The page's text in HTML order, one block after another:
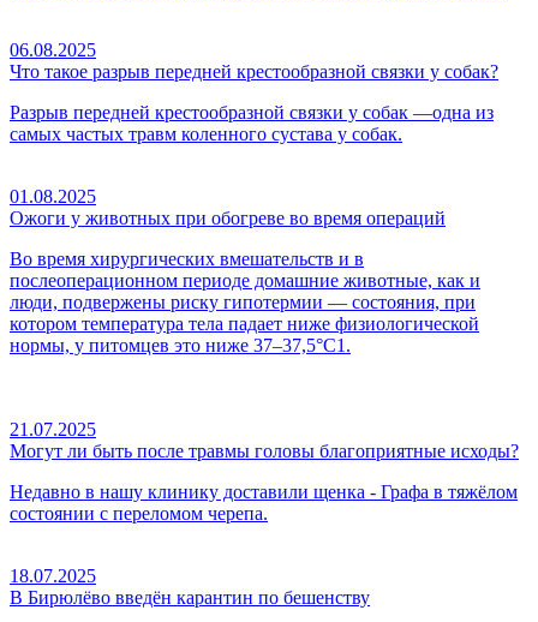
06.08.2025
Что такое разрыв передней крестообразной связки у собак?
Разрыв передней крестообразной связки у собак —одна из
самых частых травм коленного сустава у собак.
01.08.2025
Ожоги у животных при обогреве во время операций
Во время хирургических вмешательств и в
послеоперационном периоде домашние животные, как и
люди, подвержены риску гипотермии — состояния, при
котором температура тела падает ниже физиологической
нормы, у питомцев это ниже 37–37,5°C1.
21.07.2025
Могут ли быть после травмы головы благоприятные исходы?
Недавно в нашу клинику доставили щенка - Графа в тяжёлом
состоянии с переломом черепа.
18.07.2025
В Бирюлёво введён карантин по бешенству